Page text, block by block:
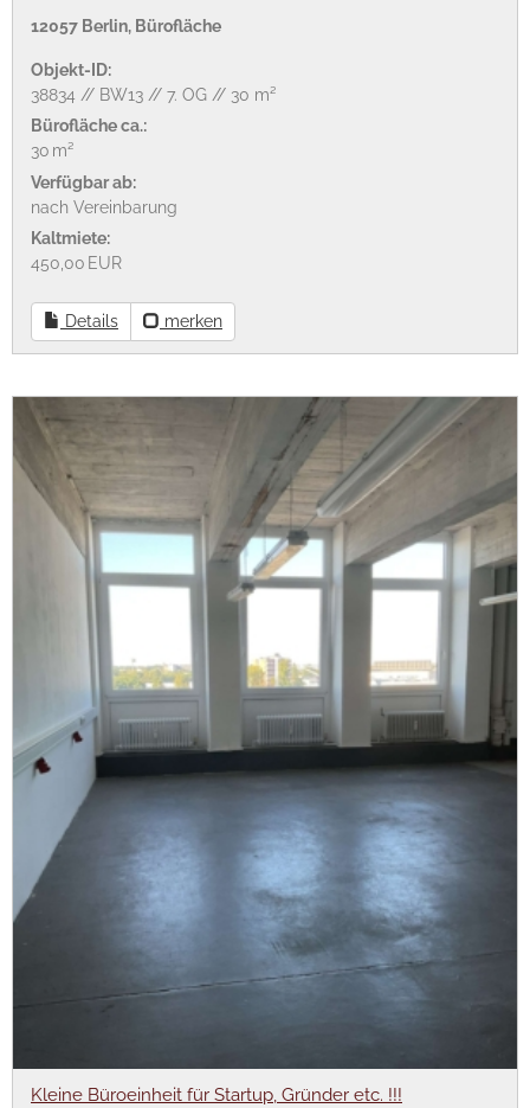
12057 Berlin, Bürofläche
Objekt-ID:
38834 // BW13 // 7. OG // 30 m²
Bürofläche ca.:
30 m²
Verfügbar ab:
nach Vereinbarung
Kaltmiete:
450,00 EUR
Details merken
Kleine Büroeinheit für Startup, Gründer etc. !!!